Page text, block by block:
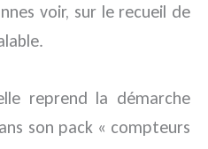
voir, sur le recueil de
reprend la démarche
son pack « compteurs